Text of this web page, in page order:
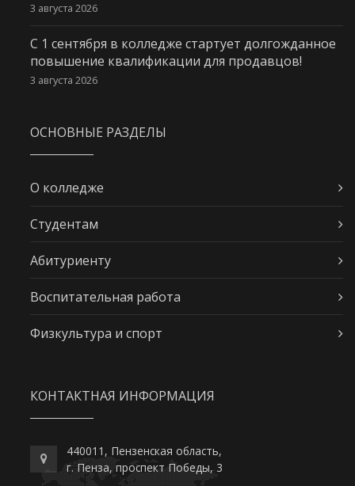
3 августа 2026
С 1 сентября в колледже стартует долгожданное
повышение квалификации для продавцов!
3 августа 2026
ОСНОВНЫЕ РАЗДЕЛЫ
О колледже
Студентам
Абитуриенту
Воспитательная работа
Физкультура и спорт
КОНТАКТНАЯ ИНФОРМАЦИЯ
440011, Пензенская область,
г. Пенза, проспект Победы, 3